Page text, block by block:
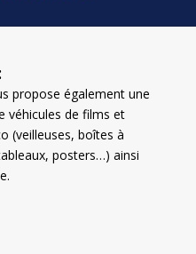
propose également une
véhicules de films et
(veilleuses, boîtes à
posters…) ainsi